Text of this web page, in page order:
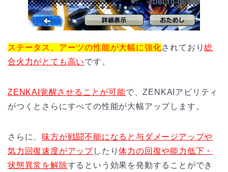
ステータス、アーツの性能が大幅に強化されており総
合火力がとても高いです。
ZENKAI覚醒させることが可能で、ZENKAIアビリティ
がつくとさらにすべての性能が大幅アップします。
さらに、味方が戦闘不能になると与ダメージアップや
気力回復速度がアップ したり体力の回復や能力低下・
状態異常を解除するという効果を発動することができ